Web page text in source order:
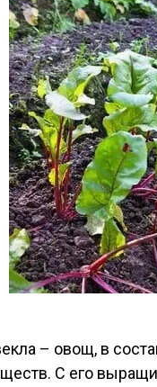
– овощ, в
С его